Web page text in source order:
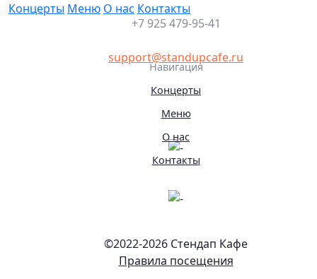
Концерты Меню О нас Контакты
+7 925 479-95-41
support@standupcafe.ru
Навигация
Концерты
Меню
О нас
Контакты
©2022-2026 Стендап Кафе
Правила посещения